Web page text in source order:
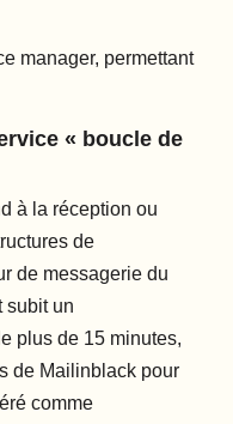
manager, permettant
« boucle de
à la réception ou
de
de messagerie du
subit un
plus de 15 minutes,
de Mailinblack pour
comme